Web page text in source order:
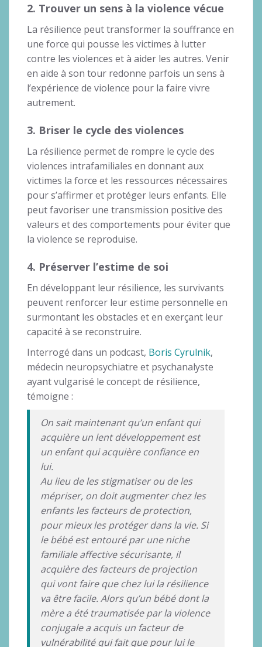
2. Trouver un sens à la violence vécue
La résilience peut transformer la souffrance en
une force qui pousse les victimes à lutter
contre les violences et à aider les autres. Venir
en aide à son tour redonne parfois un sens à
l’expérience de violence pour la faire vivre
autrement.
3. Briser le cycle des violences
La résilience permet de rompre le cycle des
violences intrafamiliales en donnant aux
victimes la force et les ressources nécessaires
pour s’affirmer et protéger leurs enfants. Elle
peut favoriser une transmission positive des
valeurs et des comportements pour éviter que
la violence se reproduise.
4. Préserver l’estime de soi
En développant leur résilience, les survivants
peuvent renforcer leur estime personnelle en
surmontant les obstacles et en exerçant leur
capacité à se reconstruire.
Interrogé dans un podcast, Boris Cyrulnik,
médecin neuropsychiatre et psychanalyste
ayant vulgarisé le concept de résilience,
témoigne :
On sait maintenant qu’un enfant qui
acquière un lent développement est
un enfant qui acquière confiance en
lui.
Au lieu de les stigmatiser ou de les
mépriser, on doit augmenter chez les
enfants les facteurs de protection,
pour mieux les protéger dans la vie. Si
le bébé est entouré par une niche
familiale affective sécurisante, il
acquière des facteurs de projection
qui vont faire que chez lui la résilience
va être facile. Alors qu’un bébé dont la
mère a été traumatisée par la violence
conjugale a acquis un facteur de
vulnérabilité qui fait que pour lui le